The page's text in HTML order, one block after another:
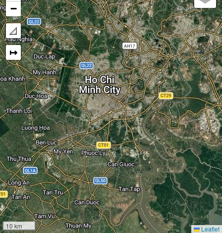
−
📐
↦
10 km Leaflet